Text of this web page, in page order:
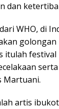
dan
WHO, di
itulah
Martuani.
artis